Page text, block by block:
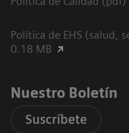
Política de EHS (salud,
0.18 MB
Nuestro Boletín
Suscríbete